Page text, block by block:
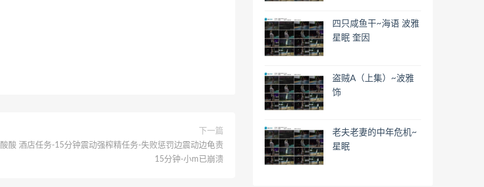
下一篇
酸酸 酒店任务-15分钟震动强榨精任务-失败惩罚边震动边龟责
15分钟-小m已崩溃
四只咸鱼干~海语 波雅
星眠 奎因
盗贼A（上集）~波雅
饰
老夫老妻的中年危机~
星眠